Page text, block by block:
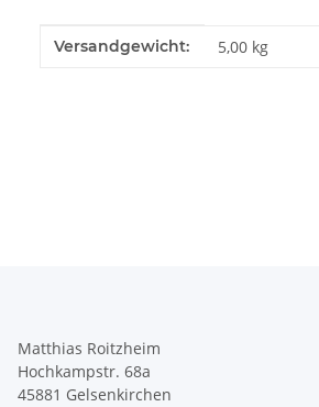
Produkteigenschaft
Wert
Versandgewicht: 5,00 kg
Matthias Roitzheim
Hochkampstr. 68a
45881 Gelsenkirchen